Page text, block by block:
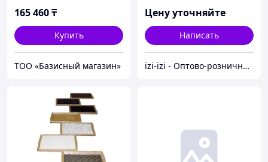
165 460₸
Купить
ТОО «Базисный магазин»
Цену уточняйте
Написать
izi-izi - Оптово-розничный Склад - товары на заказ до двери! Cамые уникальные и полезные товары.